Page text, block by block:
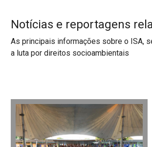
Notícias e reportagens
As principais informações sobre o ISA,
a luta por direitos socioambientais